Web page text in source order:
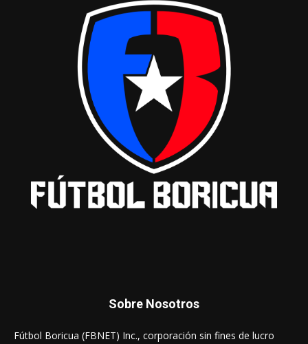
Sobre Nosotros
Fútbol Boricua (FBNET) Inc., corporación sin fines de lucro